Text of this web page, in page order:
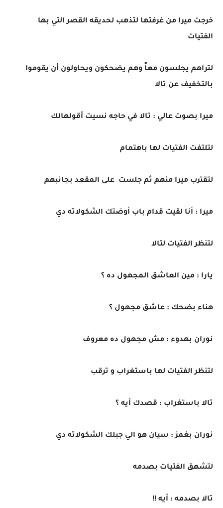
خرجت ميرا من غرفتها لتذهب لحديقه القصر التي بها
الفتيات
لتراهم يجلسون معاً وهم يضحكون ويحاولون أن يقوموا
بالتخفيف عن تالا
ميرا بصوت عالي : تالا في حاجه نسيت أقولهالك
لتلتفت الفتيات لها باهتمام
لتقترب ميرا منهم ثم جلست على المقعد بجانبهم
ميرا : أنا لقيت قدام باب أوضتك الشكولاته دي
لتنظر الفتيات لتالا
يارا : مين العاشق المجهول ده ؟
هناء بضحك : عاشق مجهول ؟
نوران بهدوء : مش مجهول ده معروف
لتنظر الفتيات لها باستغراب و ترقب
تالا باستغراب : قصدك أيه ؟
نوران بغمز : سيان هو الي جبلك الشكولاته دي
لتشهق الفتيات بصدمه
تالا بصدمه : أيه !!